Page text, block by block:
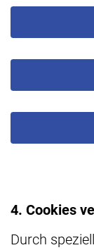
4. Cookies
Durch